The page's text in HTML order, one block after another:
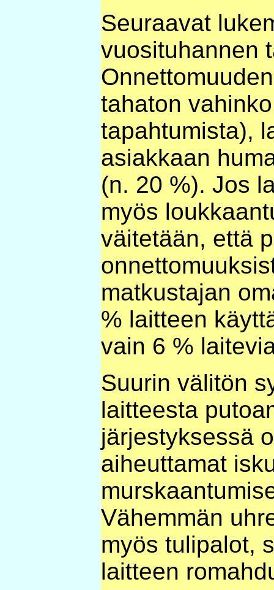
Seuraavat
vuosituhannen
tahaton
tapahtumista),
asiakkaan
(n. 20 %). Jos
myös
väitetään, että
matkustajan
% laitteen
vain 6 %
Suurin välitön
laitteesta
järjestyksessä
aiheuttamat
Vähemmän
myös tulipalot,
laitteen